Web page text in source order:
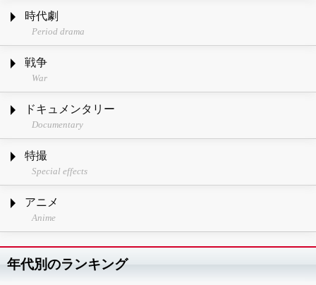
時代劇
Period drama
戦争
War
ドキュメンタリー
Documentary
特撮
Special effects
アニメ
Anime
年代別のランキング